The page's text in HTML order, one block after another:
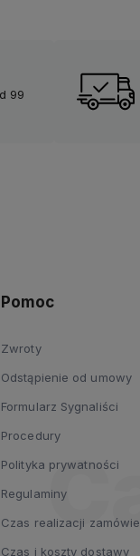
99
Pomoc
Zwroty
Odstąpienie od umowy
Formularz Sygnaliści
Procedury
Polityka prywatności
Regulaminy
Czas realizacji
Czas i koszty dostawy